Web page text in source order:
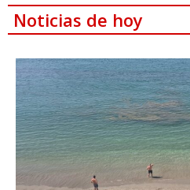
Noticias de hoy